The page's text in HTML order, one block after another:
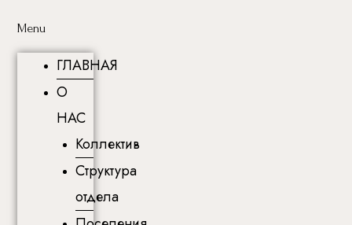
Menu
ГЛАВНАЯ
О
НАС
Коллектив
Структура
отдела